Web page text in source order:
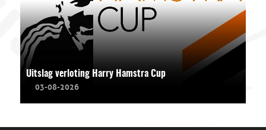
Uitslag verloting Harry Hamstra Cup
03-08-2026